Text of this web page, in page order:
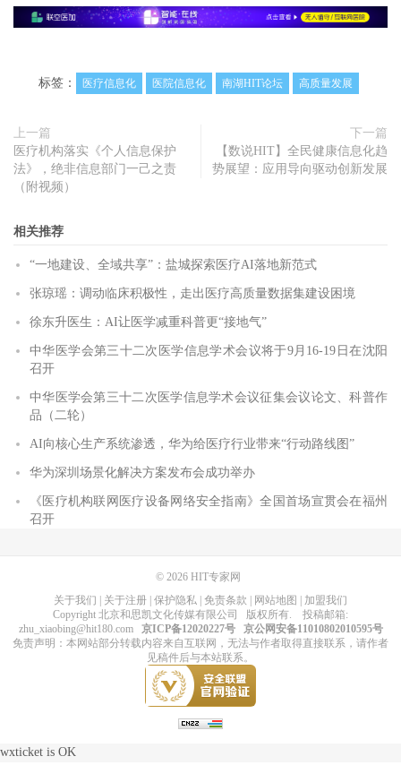
标签： 医疗信息化 医院信息化 南湖HIT论坛 高质量发展
上一篇
医疗机构落实《个人信息保护
法》，绝非信息部门一己之责
（附视频）
下一篇
【数说HIT】全民健康信息化趋
势展望：应用导向驱动创新发展
相关推荐
“一地建设、全域共享”：盐城探索医疗AI落地新范式
张琼瑶：调动临床积极性，走出医疗高质量数据集建设困境
徐东升医生：AI让医学减重科普更“接地气”
中华医学会第三十二次医学信息学术会议将于9月16-19日在沈阳
召开
中华医学会第三十二次医学信息学术会议征集会议论文、科普作
品（二轮）
AI向核心生产系统渗透，华为给医疗行业带来“行动路线图”
华为深圳场景化解决方案发布会成功举办
《医疗机构联网医疗设备网络安全指南》全国首场宣贯会在福州
召开
© 2026 HIT专家网
关于我们
关于注册 保护隐私 免责条款 网站地图
加盟我们
Copyright 北京和思凯文化传媒有限公司 版权所有. 投稿邮箱:
zhu_xiaobing@hit180.com
京ICP备12020227号
京公网安备11010802010595号
免责声明：本网站部分转载内容来自互联网，无法与作者取得直接联系，请作者
见稿件后与本站联系。
wxticket is OK